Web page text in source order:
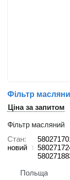
Фільтр
Ціна за запитом
Фільтр масляний
Стан
новий
Польща